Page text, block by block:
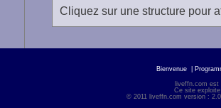
Cliquez sur une structure pour
Bienvenue
liveffn.com est
Ce site
© 2011 liveffn.com version :